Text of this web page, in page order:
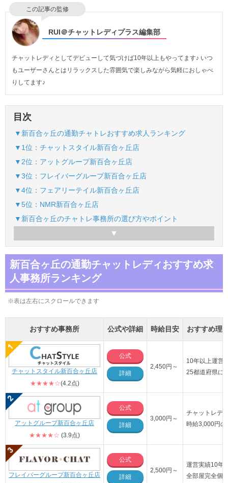
この記事の監修
RUI＠チャットレディプラス編集部
チャットレディとしてデビューして気づけば10年以上もやってます♪ いつ
もユーザーさんとはリラックスした雰囲気で楽しみながら気軽におしゃべ
りしてます♪
目次
▼新百合ヶ丘の通勤チャトレおすすめ求人ランキング
▼1位：チャットスタイル新百合ヶ丘店
▼2位：アットグループ新百合ヶ丘店
▼3位：フレイバーグループ新百合ヶ丘店
▼4位：フェアリーテイル新百合ヶ丘店
▼5位：NMR新百合ヶ丘店
▼新百合ヶ丘のチャトレ事務所の選び方やポイント
新百合ヶ丘の通勤チャットレディおすすめ求
人事務所ランキング
※表は左右にスクロールできます
おすすめ事務所 公式や詳細 時給目安 おすすめ理
チャットスタイル新百合ヶ丘店
★★★★☆(4.2点)
公式
詳細
2,450円～
10年以上運営
25都道府県に
アットグループ新百合ヶ丘店
★★★★☆ (3.9点)
公式
詳細
3,000円～
チャットレデ
時給3,000円
フレイバーグループ新百合ヶ丘店
公式
詳細
2,500円～
運営実績10年
全部屋完全個